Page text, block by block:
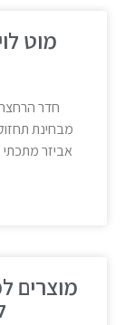
מוט
חדר
מבחינת
אביזר
מוצרים